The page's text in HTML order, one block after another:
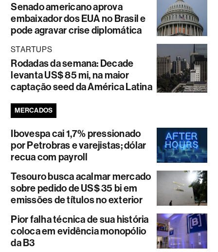
Senado americano aprova
embaixador dos EUA no Brasil e
pode agravar crise diplomática
STARTUPS
Rodadas da semana: Decade
levanta US$ 85 mi, na maior
captação seed da América Latina
MERCADOS
Ibovespa cai 1,7% pressionado
por Petrobras e varejistas; dólar
recua com payroll
Tesouro busca acalmar mercado
sobre pedido de US$ 35 bi em
emissões de títulos no exterior
Pior falha técnica de sua história
coloca em evidência monopólio
da B3